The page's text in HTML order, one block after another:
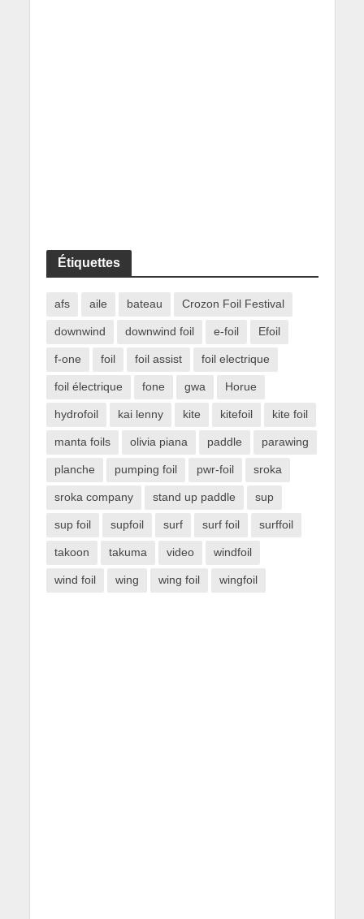
Étiquettes
afs aile bateau Crozon Foil Festival
downwind downwind foil e-foil Efoil
f-one foil foil assist foil electrique
foil électrique fone gwa Horue
hydrofoil kai lenny kite kitefoil kite foil
manta foils olivia piana paddle parawing
planche pumping foil pwr-foil sroka
sroka company stand up paddle sup
sup foil supfoil surf surf foil surffoil
takoon takuma video windfoil
wind foil wing wing foil wingfoil